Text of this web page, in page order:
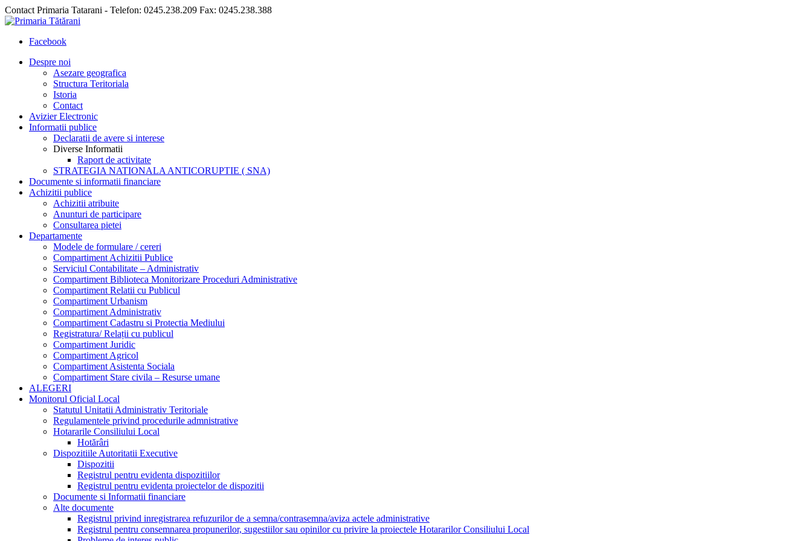
Contact Primaria Tatarani - Telefon: 0245.238.209 Fax: 0245.238.388
Facebook
Despre noi
Asezare geografica
Structura Teritoriala
Istoria
Contact
Avizier Electronic
Informatii publice
Declaratii de avere si interese
Diverse Informatii
Raport de activitate
STRATEGIA NATIONALA ANTICORUPTIE ( SNA)
Documente si informatii financiare
Achizitii publice
Achizitii atribuite
Anunturi de participare
Consultarea pietei
Departamente
Modele de formulare / cereri
Compartiment Achizitii Publice
Serviciul Contabilitate – Administrativ
Compartiment Biblioteca Monitorizare Proceduri Administrative
Compartiment Relatii cu Publicul
Compartiment Urbanism
Compartiment Administrativ
Compartiment Cadastru si Protectia Mediului
Registratura/ Relații cu publicul
Compartiment Juridic
Compartiment Agricol
Compartiment Asistenta Sociala
Compartiment Stare civila – Resurse umane
ALEGERI
Monitorul Oficial Local
Statutul Unitatii Administrativ Teritoriale
Regulamentele privind procedurile admnistrative
Hotararile Consiliului Local
Hotărâri
Dispozitiile Autoritatii Executive
Dispozitii
Registrul pentru evidenta dispozitiilor
Registrul pentru evidenta proiectelor de dispozitii
Documente si Informatii financiare
Alte documente
Registrul privind inregistrarea refuzurilor de a semna/contrasemna/aviza actele administrative
Registrul pentru consemnarea propunerilor, sugestiilor sau opinilor cu privire la proiectele Hotararilor Consiliului Local